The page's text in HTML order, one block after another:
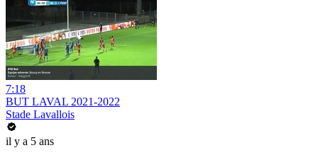
7:18
BUT LAVAL 2021-2022
Stade Lavallois
il y a 5 ans